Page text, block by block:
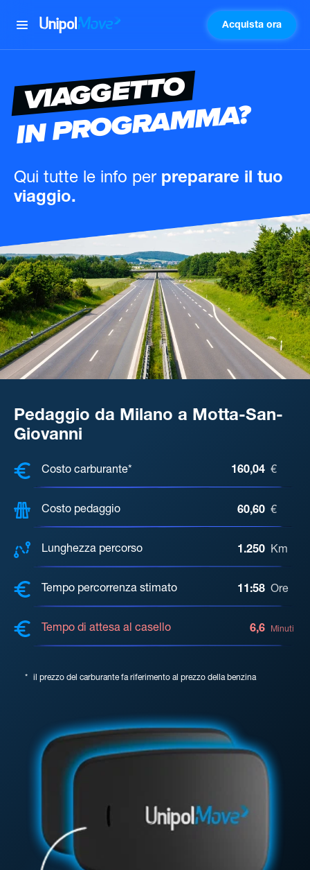
UnipolMove Acquista ora
VIAGGETTO
IN PROGRAMMA?
Qui tutte le info per preparare il tuo
viaggio.
Pedaggio da Milano a Motta-San-
Giovanni
COSTI, DISTANZA, TEMPO DI
Costo carburante* 160,04 €
Costo pedaggio 60,60 €
Lunghezza percorso 1.250 Km
Tempo percorrenza stimato 11:58 Ore
Tempo di attesa al casello 6,6 Minuti
* il prezzo del carburante fa riferimento al prezzo della benzina